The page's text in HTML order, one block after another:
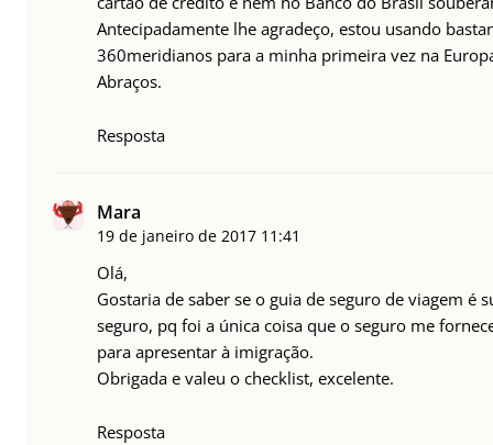
Antecipadamente lhe agradeço, estou usando
360meridianos para a minha primeira vez na
Abraços.
Resposta
Mara
19 de janeiro de 2017 11:41
Olá,
Gostaria de saber se o guia de seguro de viagem é
seguro, pq foi a única coisa que o seguro me
para apresentar à imigração.
Obrigada e valeu o checklist, excelente.
Resposta